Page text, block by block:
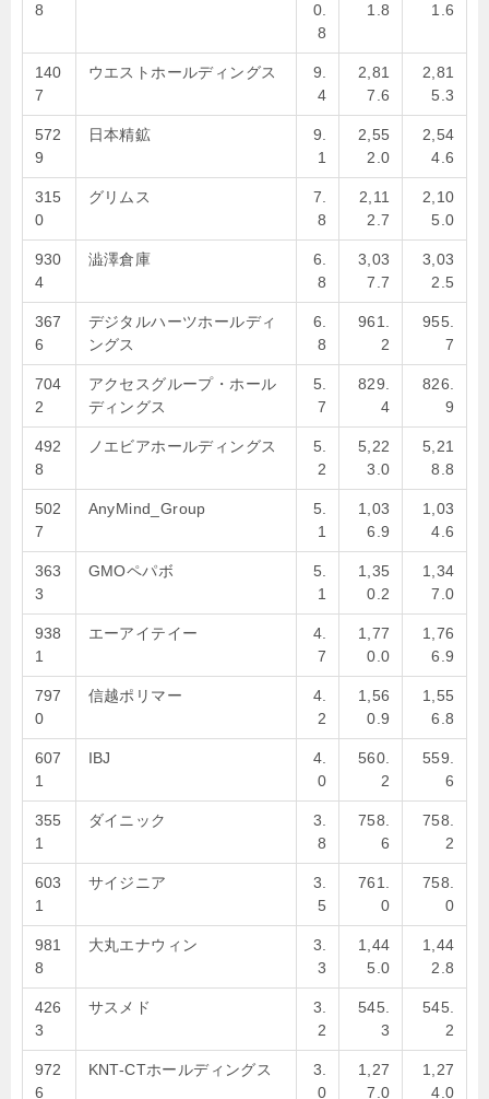
8
0.
8
1.8
1.6
140
7
ウエストホールディングス
9.
4
2,81
7.6
2,81
5.3
572
9
日本精鉱
9.
1
2,55
2.0
2,54
4.6
315
0
グリムス
7.
8
2,11
2.7
2,10
5.0
930
4
澁澤倉庫
6.
8
3,03
7.7
3,03
2.5
367
6
デジタルハーツホールディ
ングス
6.
8
961.
2
955.
7
704
2
アクセスグループ・ホール
ディングス
5.
7
829.
4
826.
9
492
8
ノエビアホールディングス
5.
2
5,22
3.0
5,21
8.8
502
7
AnyMind_Group
5.
1
1,03
6.9
1,03
4.6
363
3
GMOペパボ
5.
1
1,35
0.2
1,34
7.0
938
1
エーアイテイー
4.
7
1,77
0.0
1,76
6.9
797
0
信越ポリマー
4.
2
1,56
0.9
1,55
6.8
607
1
IBJ
4.
0
560.
2
559.
6
355
1
ダイニック
3.
8
758.
6
758.
2
603
1
サイジニア
3.
5
761.
0
758.
0
981
8
大丸エナウィン
3.
3
1,44
5.0
1,44
2.8
426
3
サスメド
3.
2
545.
3
545.
2
972
6
KNT-CTホールディングス
3.
0
1,27
7.0
1,27
4.0